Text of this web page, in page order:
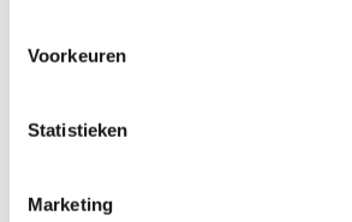
Voorkeuren
Statistieken
Marketing
In winkelwagen
Veelgestelde vragen